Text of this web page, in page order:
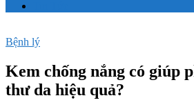
Bệnh lý
Kem chống nắng có giúp
thư da hiệu quả?